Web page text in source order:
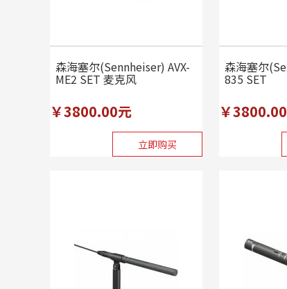
森海塞尔(Sennheiser) AVX-
ME2 SET 麦克风
￥3800.00元
立即购买
森海塞尔
835 SET
￥